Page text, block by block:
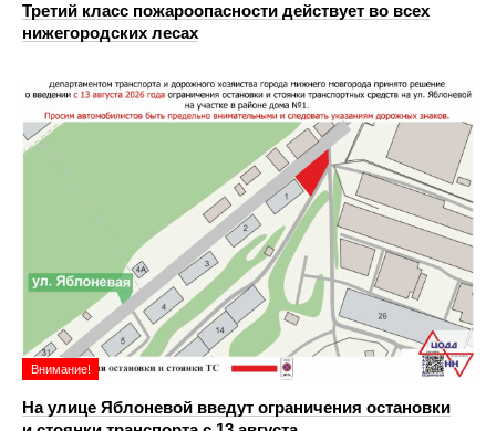
Третий класс пожароопасности действует во всех
нижегородских лесах
Внимание!
На улице Яблоневой введут ограничения остановки